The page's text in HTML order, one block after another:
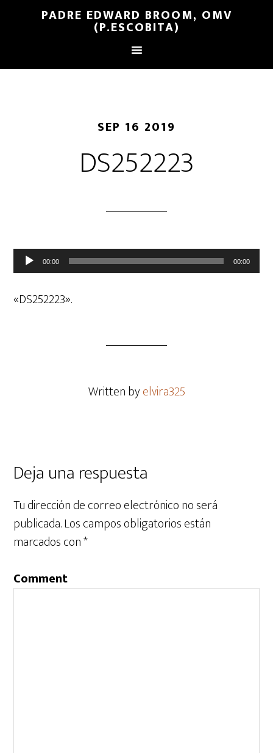
PADRE EDWARD BROOM, OMV
(P.ESCOBITA)
SEP 16 2019
DS252223
Reproductor
de
audio
00:00 00:00
«DS252223».
Written byelvira325
Deja una respuesta
Tu dirección de correo electrónico no será
publicada.Los campos obligatorios están
marcados con*
Comment